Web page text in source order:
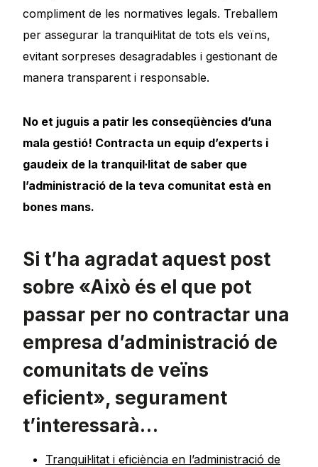
compliment de les normatives legals. Treballem
per assegurar la tranquil·litat de tots els veïns,
evitant sorpreses desagradables i gestionant de
manera transparent i responsable.
No et juguis a patir les conseqüències d’una
mala gestió! Contracta un equip d’experts i
gaudeix de la tranquil·litat de saber que
l’administració de la teva comunitat està en
bones mans.
Si t’ha agradat aquest post
sobre «Això és el que pot
passar per no contractar una
empresa d’administració de
comunitats de veïns
eficient», segurament
t’interessarà…
Tranquil·litat i eficiència en l’administració de